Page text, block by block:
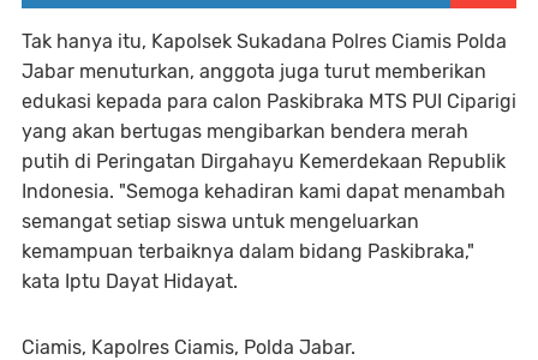
Tak hanya itu, Kapolsek Sukadana Polres Ciamis Polda
Jabar menuturkan, anggota juga turut memberikan
edukasi kepada para calon Paskibraka MTS PUI Ciparigi
yang akan bertugas mengibarkan bendera merah
putih di Peringatan Dirgahayu Kemerdekaan Republik
Indonesia. "Semoga kehadiran kami dapat menambah
semangat setiap siswa untuk mengeluarkan
kemampuan terbaiknya dalam bidang Paskibraka,"
kata Iptu Dayat Hidayat.
Ciamis, Kapolres Ciamis, Polda Jabar.